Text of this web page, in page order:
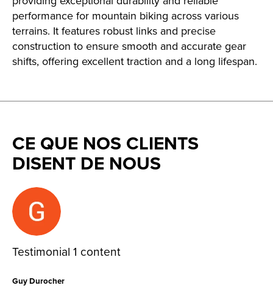
performance for mountain biking across various
terrains. It features robust links and precise
construction to ensure smooth and accurate gear
shifts, offering excellent traction and a long lifespan.
CE QUE NOS CLIENTS
DISENT DE NOUS
Testimonial items
Testimonial 1 content
Guy Durocher